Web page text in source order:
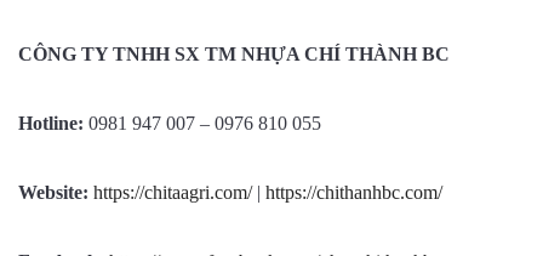
CÔNG TY TNHH SX TM NHỰA CHÍ THÀNH BC
Hotline: 0981 947 007 – 0976 810 055
Website: https://chitaagri.com/| https://chithanhbc.com/